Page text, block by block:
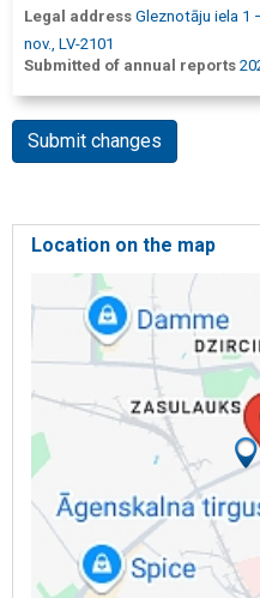
Legal address Gleznotāju iela 1
nov., LV-2101
Submitted of annual reports
Submit changes
Location on the map